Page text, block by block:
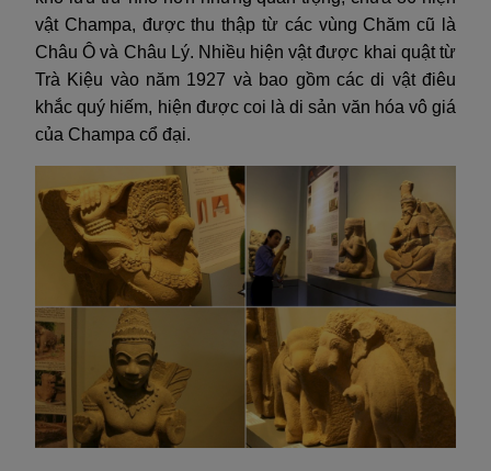
vật Champa, được thu thập từ các vùng Chăm cũ là
Châu Ô và Châu Lý. Nhiều hiện vật được khai quật từ
Trà Kiệu vào năm 1927 và bao gồm các di vật điêu
khắc quý hiếm, hiện được coi là di sản văn hóa vô giá
của Champa cổ đại.